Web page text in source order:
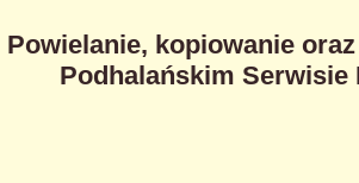
Powielanie, kopiowanie
Podhalańskim Serwisie